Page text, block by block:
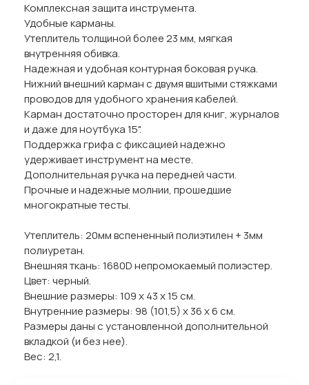
Комплексная защита инструмента.
Удобные карманы.
Утеплитель толщиной более 23 мм, мягкая
внутренняя обивка.
Надежная и удобная контурная боковая ручка.
Нижний внешний карман с двумя вшитыми стяжками
проводов для удобного хранения кабелей.
Карман достаточно просторен для книг, журналов
и даже для ноутбука 15".
Поддержка грифа с фиксацией надежно
удерживает инструмент на месте.
Дополнительная ручка на передней части.
Прочные и надежные молнии, прошедшие
многократные тесты.
Утеплитель: 20мм вспененный полиэтилен + 3мм
полиуретан.
Внешняя ткань: 1680D непромокаемый полиэстер.
Цвет: черный.
Внешние размеры: 109 х 43 х 15 см.
Внутренние размеры: 98 (101,5) х 36 х 6 см.
Размеры даны с установленной дополнительной
вкладкой (и без нее).
Вес: 2,1.